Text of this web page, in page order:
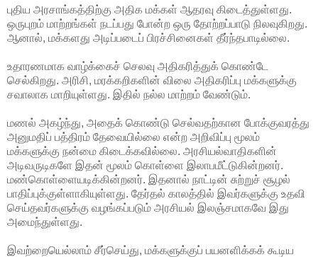
புதிய அரசாங்கத்திற்கு அதிக மக்கள் ஆதரவு கிடைத்துள்ளது.
ஒருபுறம் மாற்றங்கள் நடப்பது போன்ற ஒரு தோற்றப்பாடு நிலவுகிறது.
ஆனால், மக்களது அடிப்படைப் பிரச்சினைகள் தீர்ந்தபாடில்லை.
உதாரணமாக வாழ்க்கைச் செலவு அதிகரித்துக் கொண்டே
செல்கிறது. அரிசி, மரக்கறிகளின் விலை அதிகரிப்பு மக்களுக்கு
சவாலாக மாறியுள்ளது. இதில் நல்ல மாற்றம் வேண்டும்.
மணல் அகழ்ந்து, அதைக் கொண்டு செல்வதற்கான போக்குவரத்து
அனுமதிப் பத்திரம் தேவையில்லை என்ற அறிவிப்பு மூலம்
மக்களுக்கு நன்மை கிடைக்கவில்லை. அரசியல்வாதிகளின்
அடிவருடிகளே இதன் மூலம் கொள்ளை இலாபமீட்டுகின்றனர்.
மண்கொள்ளையடிக்கின்றனர். இதனால் நாட்டின் சுற்றுச் சூழல்
பாதிப்புக்குள்ளாகியுள்ளது. தேர்தல் காலத்தில் இவர்களுக்கு உதவி
செய்தவர்களுக்கு வழங்கப்படும் அரசியல் இலஞ்சமாகவே இது
அமைந்துள்ளது.
இவற்றையெல்லாம் சீர்செய்து, மக்களுக்குப் பயனளிக்கக் கூடிய